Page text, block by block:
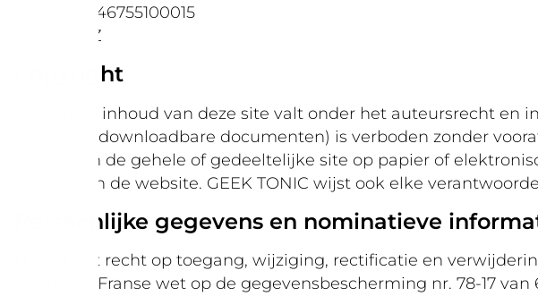
SIRET: 89746755100015
APE: 6201Z
Copyright
De gehele inhoud van deze site valt onder het auteursrecht en
iconen en downloadbare documenten) is verboden zonder
drager van de gehele of gedeeltelijke site op papier of
inhoud van de website. GEEK TONIC wijst ook elke
Persoonlijke gegevens en nominatieve
U hebt het recht op toegang, wijziging, rectificatie en
34 van de Franse wet op de gegevensbescherming nr. 78-17